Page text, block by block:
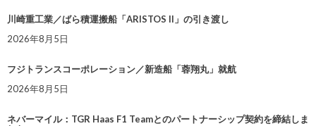
川崎重工業／ばら積運搬船「ARISTOS II」の引き渡し
2026年8月5日
フジトランスコーポレーション／新造船「蓉翔丸」就航
2026年8月5日
ネバーマイル：TGR Haas F1 Teamとのパートナーシップ契約を締結しま